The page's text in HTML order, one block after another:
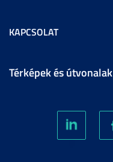
KAPCSOLAT
Térképek és útvonalak